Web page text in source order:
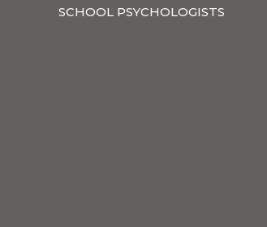
SCHOOL PSYCHOLOGISTS